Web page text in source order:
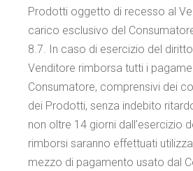
Prodotti oggetto di recesso al
carico esclusivo del
8.7. In caso di esercizio del
Venditore rimborsa tutti i
Consumatore, comprensivi dei
dei Prodotti, senza indebito
non oltre 14 giorni dall’esercizio
rimborsi saranno effettuati
mezzo di pagamento usato dal